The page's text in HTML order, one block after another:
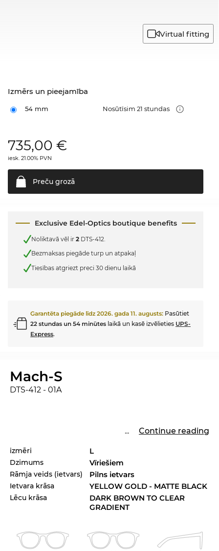
Virtual fitting
Izmērs un pieejamība
54 mm Nosūtīsim 21 stundas
735,00 €
iesk. 21.00% PVN
Preču grozā
Exclusive Edel-Optics boutique benefits
Noliktavā vēl ir 2 DTS-412.
Bezmaksas piegāde turp un atpakaļ
Tiesības atgriezt preci 30 dienu laikā
Garantēta piegāde līdz 2026. gada 11. augusts: Pasūtiet
22 stundas un 54 minūtes laikā un kasē izvēlieties UPS-
Express.
Mach-S
DTS-412 - 01A
... Continue reading
izmēri L
Dzimums Vīriešiem
Rāmja veids (ietvars) Pilns ietvars
Ietvara krāsa YELLOW GOLD - MATTE BLACK
Lēcu krāsa
DARK BROWN TO CLEAR
GRADIENT